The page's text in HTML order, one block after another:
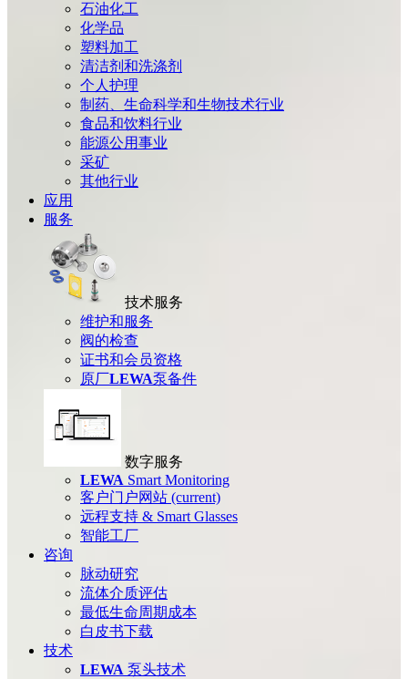
石油化工
化学品
塑料加工
清洁剂和洗涤剂
个人护理
制药、生命科学和生物技术行业
食品和饮料行业
能源公用事业
采矿
其他行业
应用
服务
技术服务
维护和服务
阀的检查
证书和会员资格
原厂LEWA泵备件
数字服务
LEWA Smart Monitoring
客户门户网站 (current)
远程支持 & Smart Glasses
智能工厂
咨询
脉动研究
流体介质评估
最低生命周期成本
白皮书下载
技术
LEWA 泵头技术